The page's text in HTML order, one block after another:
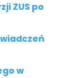
ZUS po
w